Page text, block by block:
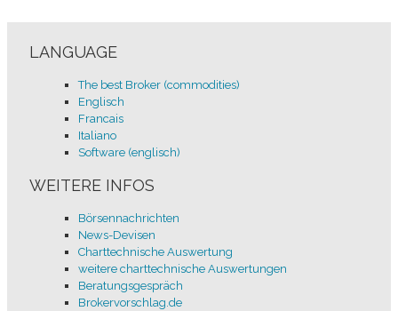
Brokervorschlag sich aufs Handeln konzentrieren
LANGUAGE
The best Broker (commodities)
Englisch
Francais
Italiano
Software (englisch)
WEITERE INFOS
Börsennachrichten
News-Devisen
Charttechnische Auswertung
weitere charttechnische Auswertungen
Beratungsgespräch
Brokervorschlag.de